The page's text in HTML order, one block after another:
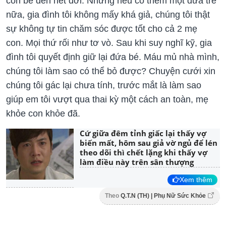
nữa, gia đình tôi không mấy khá giả, chúng tôi thật
sự không tự tin chăm sóc được tốt cho cả 2 mẹ
con. Mọi thứ rối như tơ vò. Sau khi suy nghĩ kỹ, gia
đình tôi quyết định giữ lại đứa bé. Máu mủ nhà mình,
chúng tôi làm sao có thể bỏ được? Chuyện cưới xin
chúng tôi gác lại chưa tính, trước mắt là làm sao
giúp em tôi vượt qua thai kỳ một cách an toàn, mẹ
khỏe con khỏe đã.
Cứ giữa đêm tỉnh giấc lại thấy vợ
biến mất, hôm sau giả vờ ngủ để lén
theo dõi thì chết lặng khi thấy vợ
làm điều này trên sân thượng
Xem thêm
Theo Q.T.N (TH) | Phụ Nữ Sức Khỏe